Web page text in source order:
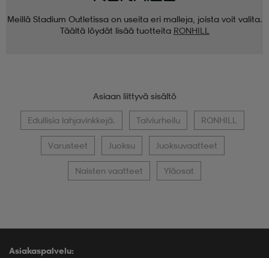
Meillä Stadium Outletissa on useita eri malleja, joista voit valita.
Täältä löydät lisää tuotteita RONHILL
Asiaan liittyvä sisältö
Edullisia lahjavinkkejä. Talviurheilu RONHILL
Varusteet Juoksu Juoksuvaatteet
Naisten vaatteet Yläosat
Asiakaspalvelu: